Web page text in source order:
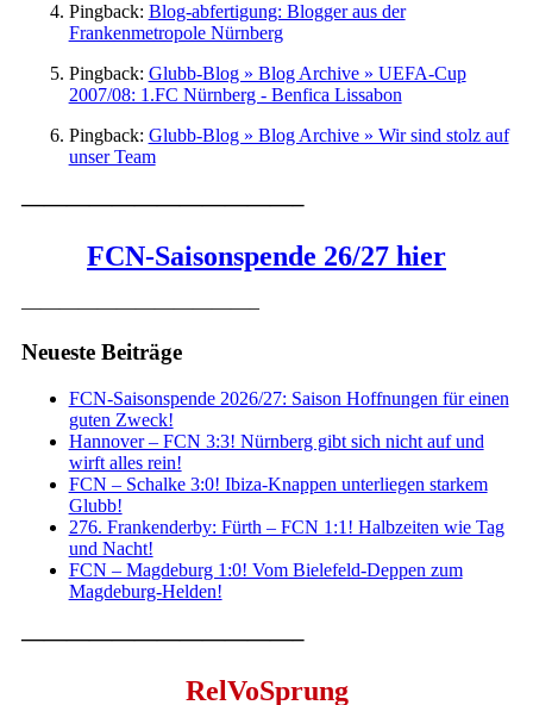
Pingback: Blog-abfertigung: Blogger aus der
Frankenmetropole Nürnberg
Pingback: Glubb-Blog » Blog Archive » UEFA-Cup
2007/08: 1.FC Nürnberg - Benfica Lissabon
Pingback: Glubb-Blog » Blog Archive » Wir sind stolz auf
unser Team
————————————–
FCN-Saisonspende 26/27 hier
————————————–
Neueste Beiträge
FCN-Saisonspende 2026/27: Saison Hoffnungen für einen
guten Zweck!
Hannover – FCN 3:3! Nürnberg gibt sich nicht auf und
wirft alles rein!
FCN – Schalke 3:0! Ibiza-Knappen unterliegen starkem
Glubb!
276. Frankenderby: Fürth – FCN 1:1! Halbzeiten wie Tag
und Nacht!
FCN – Magdeburg 1:0! Vom Bielefeld-Deppen zum
Magdeburg-Helden!
————————————–
RelVoSprung